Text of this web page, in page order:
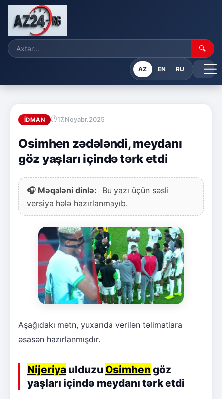
🔍
AZ EN RU
İDMAN 17.Noyabr.2025
Osimhen zədələndi, meydanı
göz yaşları içində tərk etdi
🎧 Məqaləni dinlə:
Bu yazı üçün səsli
versiya hələ hazırlanmayıb.
Aşağıdakı mətn, yuxarıda verilən təlimatlara
əsasən hazırlanmışdır.
Nijeriya ulduzu Osimhen göz
yaşları içində meydanı tərk etdi